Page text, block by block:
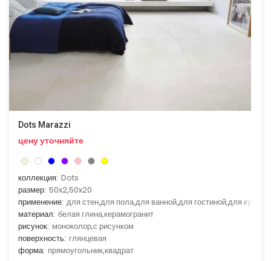
Dots Marazzi
цену уточняйте
коллекция: Dots
размер: 50x2,50x20
применение: для стен,для пола,для ванной,для гостиной,для кухни
материал: белая глина,керамогранит
рисунок: моноколор,с рисунком
поверхность: глянцевая
форма: прямоугольник,квадрат